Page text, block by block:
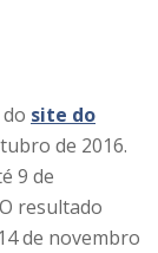
site do
de 2016.
9 de
resultado
de novembro